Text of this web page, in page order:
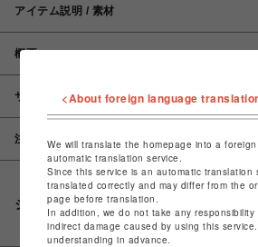
アイテム説明 / 素材
概要
サイズ
注意事項
シェアする
<About foreign language
We will translate the homepage into a
automatic translation service.
Since this service is an automatic translation
translated correctly and may differ from the
page before translation.
In addition, we do not take any
indirect damage caused by using this
understanding in advance.